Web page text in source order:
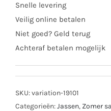
Snelle levering
Veilig online betalen
Niet goed? Geld terug
Achteraf betalen mogelijk
SKU:variation-19101
Categorieën:Jassen, Zomer